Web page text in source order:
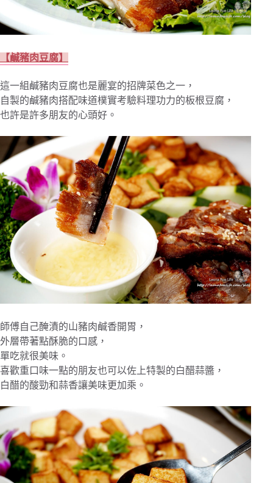
【鹹豬肉豆腐】
這一組鹹豬肉豆腐也是麗宴的招牌菜色之一，
自製的鹹豬肉搭配味道樸實考驗料理功力的板根豆腐，
也許是許多朋友的心頭好。
師傅自己醃漬的山豬肉鹹香開胃，
外層帶著點酥脆的口感，
單吃就很美味。
喜歡重口味一點的朋友也可以佐上特製的白醋蒜醬，
白醋的酸勁和蒜香讓美味更加乘。